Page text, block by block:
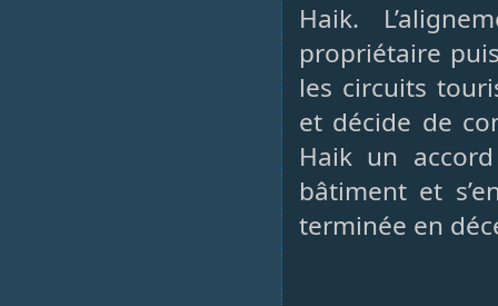
Haik.
propriétaire
les circuits
et décide de
Haik un
bâtiment et
terminée en